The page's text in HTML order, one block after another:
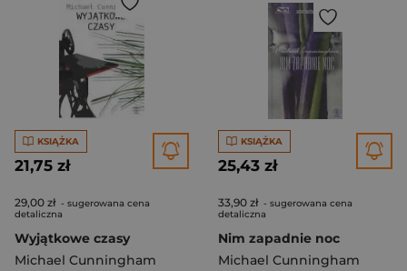
KSIĄŻKA
21,75 zł
29,00 zł - sugerowana cena
detaliczna
Wyjątkowe czasy
Michael Cunningham
KSIĄŻKA
25,43 zł
33,90 zł - sugerowana cena
detaliczna
Nim zapadnie noc
Michael Cunningham